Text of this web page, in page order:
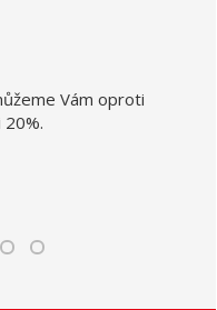
Vám oproti